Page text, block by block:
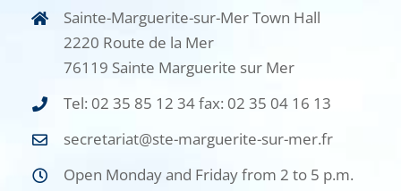
Sainte-Marguerite-sur-Mer Town Hall
2220 Route de la Mer
76119 Sainte Marguerite sur Mer
Tel: 02 35 85 12 34 fax: 02 35 04 16 13
secretariat@ste-marguerite-sur-mer.fr
Open Monday and Friday from 2 to 5 p.m.